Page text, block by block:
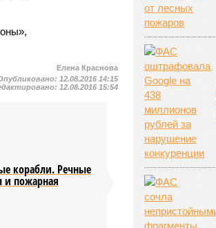
Елена Краснова
12.08.2016 14:15
12.08.2016 15:54
корабли. Речные
пожарная